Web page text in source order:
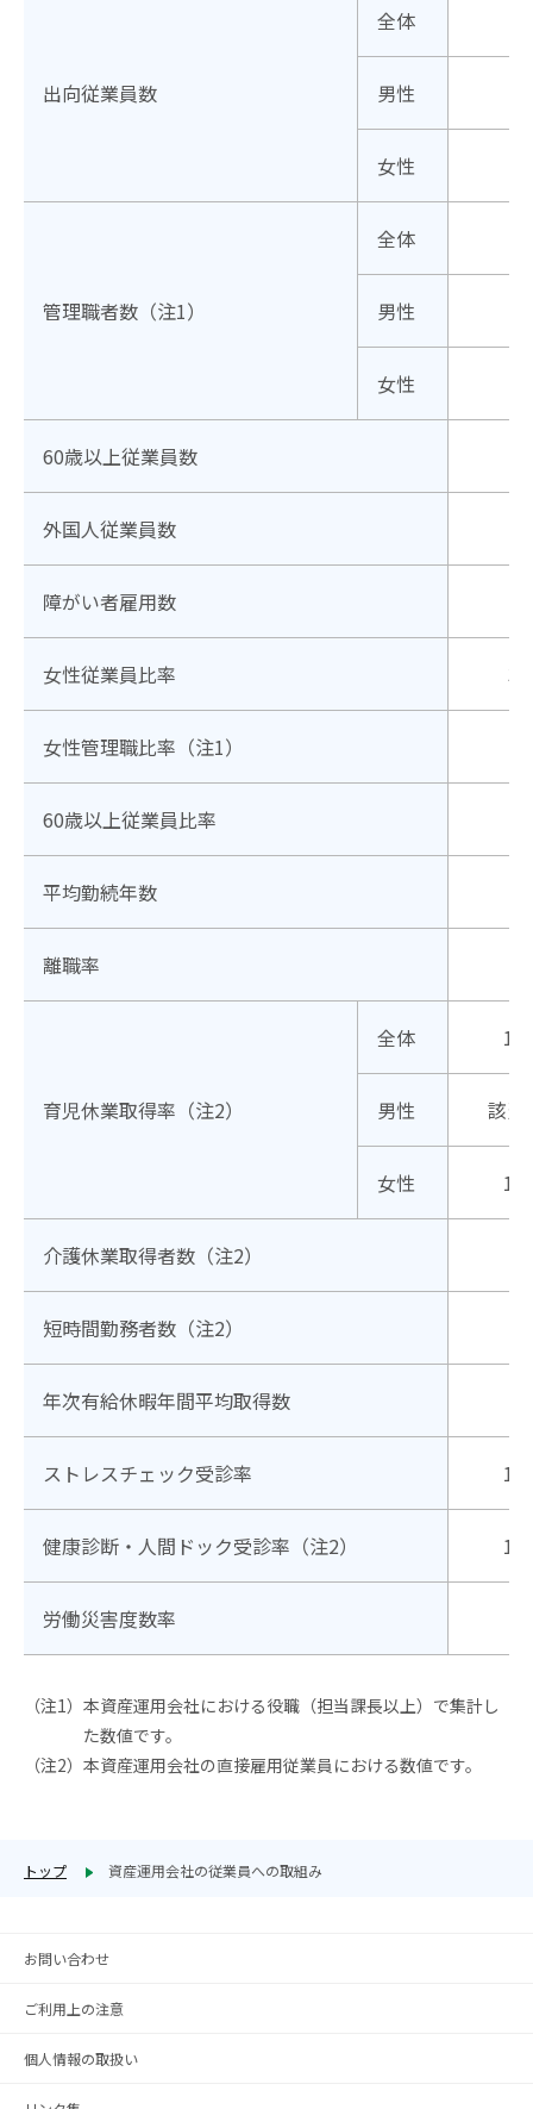
出向従業員数
全体
男性
女性
管理職者数（注1）
全体
男性
女性
60歳以上従業員数
外国人従業員数
障がい者雇用数
女性従業員比率
女性管理職比率（注1）
60歳以上従業員比率
平均勤続年数
離職率
育児休業取得率（注2）
全体
男性 該当
女性
介護休業取得者数（注2）
短時間勤務者数（注2）
年次有給休暇年間平均取得数
ストレスチェック受診率
健康診断・人間ドック受診率（注2）
労働災害度数率
（注1） 本資産運用会社における役職（担当課長以上）で集計し
た数値です。
（注2） 本資産運用会社の直接雇用従業員における数値です。
トップ 資産運用会社の従業員への取組み
お問い合わせ
ご利用上の注意
個人情報の取扱い